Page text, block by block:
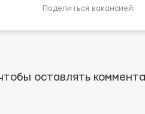
Поделиться вакансией:
оставлять